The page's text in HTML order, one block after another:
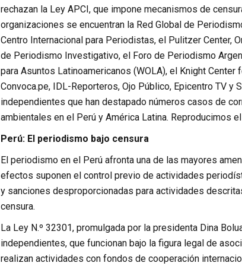
rechazan la Ley APCI, que impone mecanismos de
organizaciones se encuentran la Red Global de
Centro Internacional para Periodistas, el Pulitzer Center,
de Periodismo Investigativo, el Foro de Periodismo
para Asuntos Latinoamericanos (WOLA), el Knight
Convoca.pe, IDL-Reporteros, Ojo Público, Epicentro TV
independientes que han destapado números casos de
ambientales en el Perú y América Latina. Reproducimos
Perú: El periodismo bajo censura
El periodismo en el Perú afronta una de las mayores
efectos suponen el control previo de actividades
y sanciones desproporcionadas para actividades
censura.
La Ley N.º 32301, promulgada por la presidenta Dina
independientes, que funcionan bajo la figura legal de
realizan actividades con fondos de cooperación